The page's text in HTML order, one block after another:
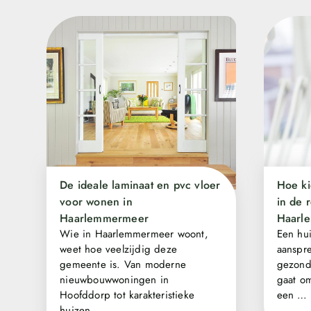
De ideale laminaat en pvc vloer
voor wonen in
Haarlemmermeer
Wie in Haarlemmermeer woont,
weet hoe veelzijdig deze
gemeente is. Van moderne
nieuwbouwwoningen in
Hoofddorp tot karakteristieke
Hoe
in de
Een
gaat
een …